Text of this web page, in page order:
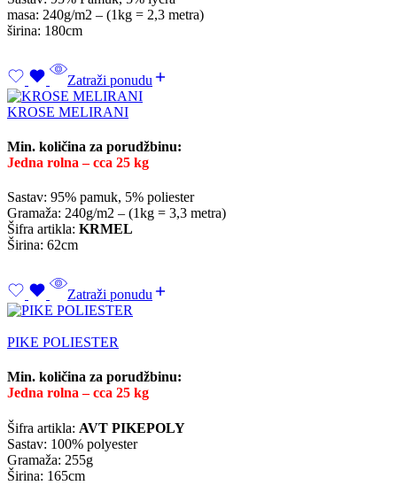
masa: 240g/m2 – (1kg = 2,3 metra)
širina: 180cm
Zatraži ponudu
KROSE MELIRANI
Min. količina za porudžbinu:
Jedna rolna – cca 25 kg
Sastav: 95% pamuk, 5% poliester
Gramaža: 240g/m2 – (1kg = 3,3 metra)
Šifra artikla: KRMEL
Širina: 62cm
Zatraži ponudu
PIKE POLIESTER
Min. količina za porudžbinu:
Jedna rolna – cca 25 kg
Šifra artikla: AVT PIKEPOLY
Sastav: 100% polyester
Gramaža: 255g
Širina: 165cm